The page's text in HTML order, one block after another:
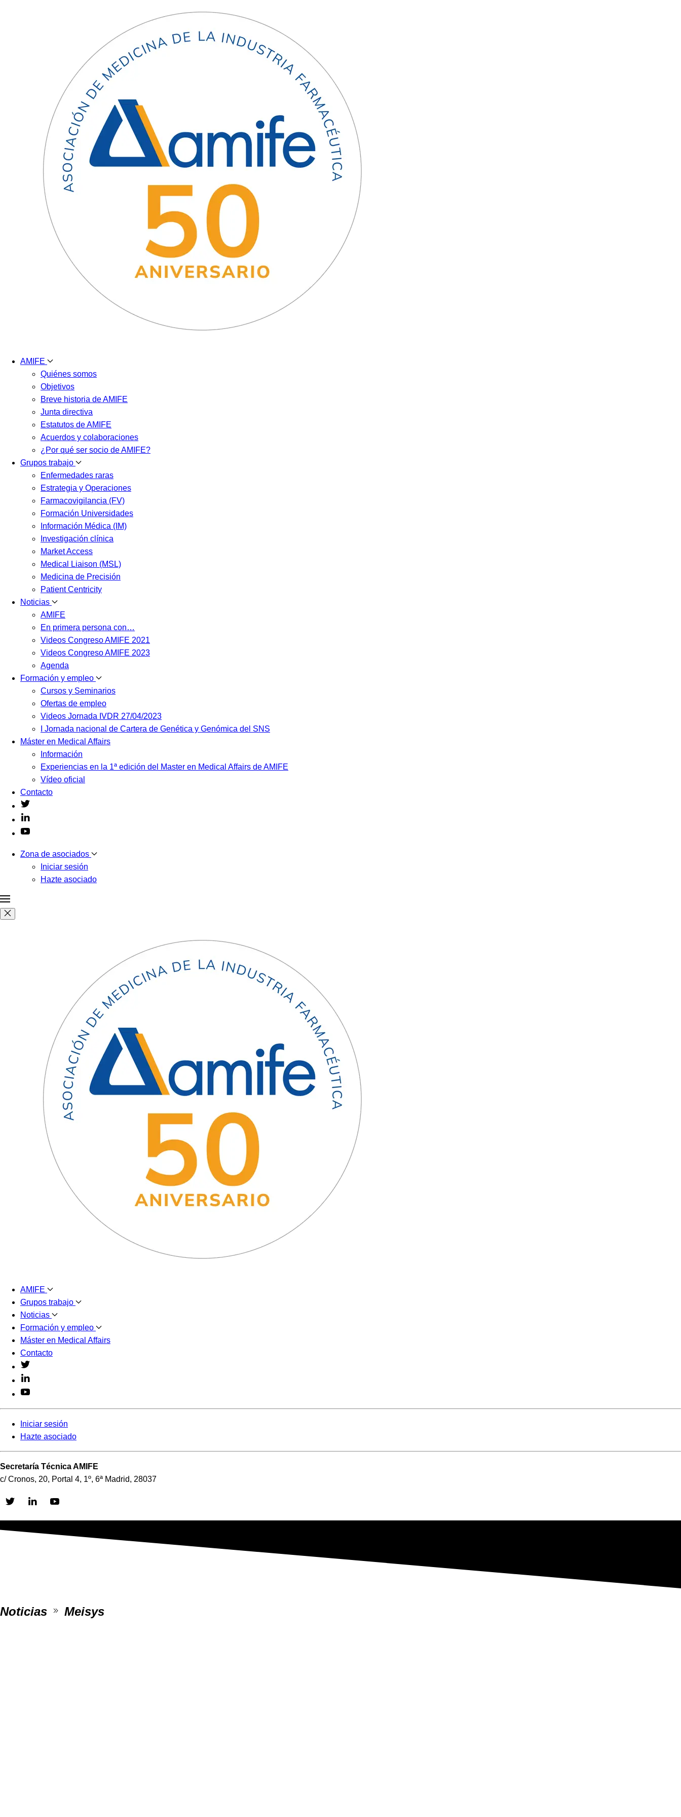
AMIFE
Quiénes somos
Objetivos
Breve historia de AMIFE
Junta directiva
Estatutos de AMIFE
Acuerdos y colaboraciones
¿Por qué ser socio de AMIFE?
Grupos trabajo
Enfermedades raras
Estrategia y Operaciones
Farmacovigilancia (FV)
Formación Universidades
Información Médica (IM)
Investigación clínica
Market Access
Medical Liaison (MSL)
Medicina de Precisión
Patient Centricity
Noticias
AMIFE
En primera persona con…
Videos Congreso AMIFE 2021
Videos Congreso AMIFE 2023
Agenda
Formación y empleo
Cursos y Seminarios
Ofertas de empleo
Videos Jornada IVDR 27/04/2023
I Jornada nacional de Cartera de Genética y Genómica del SNS
Máster en Medical Affairs
Información
Experiencias en la 1ª edición del Master en Medical Affairs de AMIFE
Vídeo oficial
Contacto
Zona de asociados
Iniciar sesión
Hazte asociado
AMIFE
Grupos trabajo
Noticias
Formación y empleo
Máster en Medical Affairs
Contacto
Iniciar sesión
Hazte asociado
Secretaría Técnica AMIFE
c/ Cronos, 20, Portal 4, 1º, 6ª Madrid, 28037
Noticias Meisys